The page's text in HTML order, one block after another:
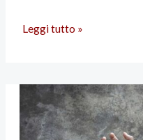
VIOLENZA
PERSONA
OFFESA
Leggi tutto »